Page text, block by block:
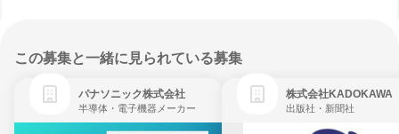
この募集と一緒に見られている募集
パナソニック株式会社
半導体・電子機器メーカー
株式会社KADOKAWA
出版社・新聞社